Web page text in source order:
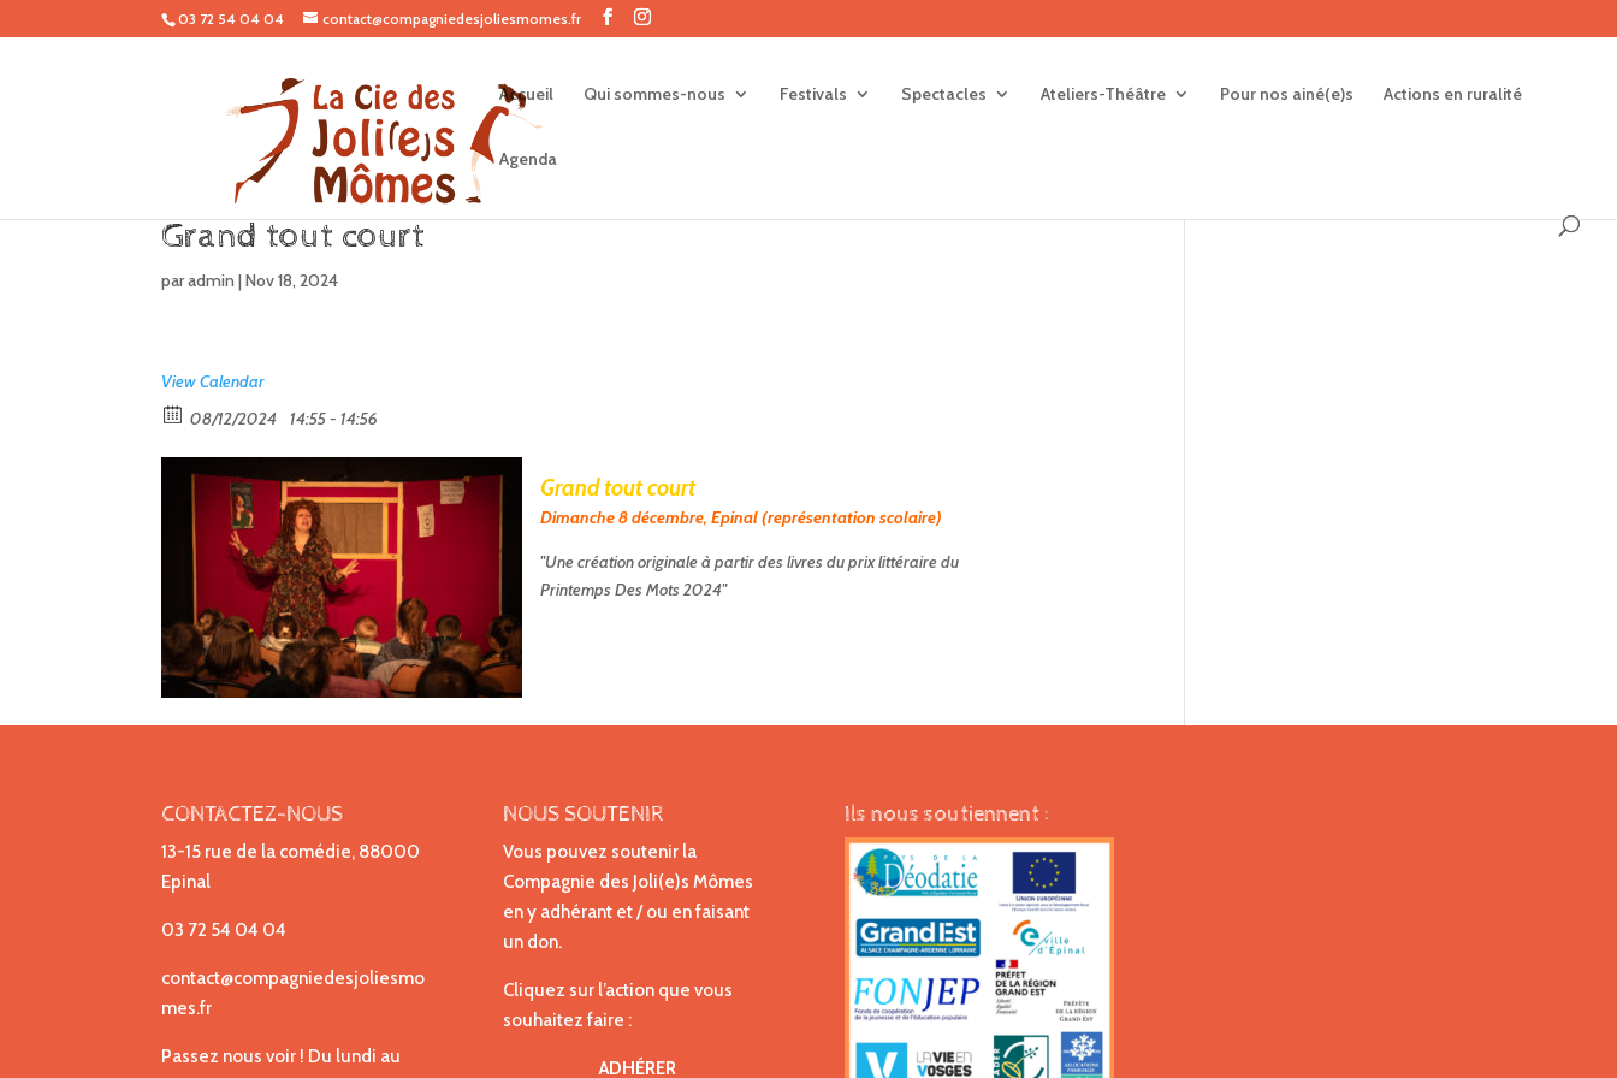
03 72 54 04 04 contact@compagniedesjoliesmomes.fr
Accueil Qui sommes-nous Festivals Spectacles Ateliers-Théâtre Pour nos ainé(e)s Actions en ruralité
Agenda
Grand tout court
paradmin |Nov 18, 2024
View Calendar
08/12/2024
14:55 - 14:56
Grand tout court
Dimanche 8 décembre, Epinal (représentation scolaire)
"Une création originale à partir des livres du prix littéraire du
Printemps Des Mots 2024"
CONTACTEZ-NOUS
13-15 rue de la comédie, 88000
Epinal
03 72 54 04 04
contact@compagniedesjoliesmo
mes.fr
Passez nous voir ! Du lundi au
NOUS SOUTENIR
Vous pouvez soutenir la
Compagnie des Joli(e)s Mômes
en y adhérant et / ou en faisant
un don.
Cliquez sur l’action que vous
souhaitez faire :
ADHÉRER
Ils nous soutiennent :